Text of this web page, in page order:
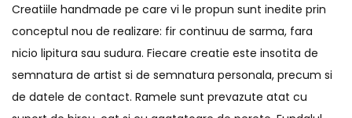
Creatiile handmade pe care vi le propun sunt inedite prin
conceptul nou de realizare: fir continuu de sarma, fara
nicio lipitura sau sudura. Fiecare creatie este insotita de
semnatura de artist si de semnatura personala, precum si
de datele de contact. Ramele sunt prevazute atat cu